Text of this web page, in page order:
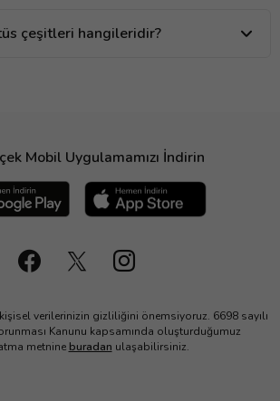
çeşitleri hangileridir?
Mobil Uygulamamızı İndirin
verilerinizin gizliliğini önemsiyoruz. 6698 sayılı
Kanunu kapsamında oluşturduğumuz
metnine buradan ulaşabilirsiniz.